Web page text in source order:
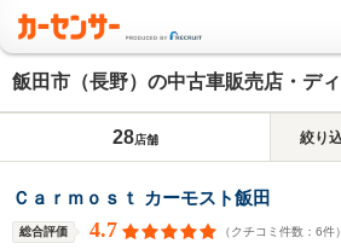
飯田市（長野）の中古車販売店・デ
28店舗 絞り
Ｃａｒｍｏｓｔ カーモスト飯田
総合評価 4.7 （クチコミ件数： 6件）